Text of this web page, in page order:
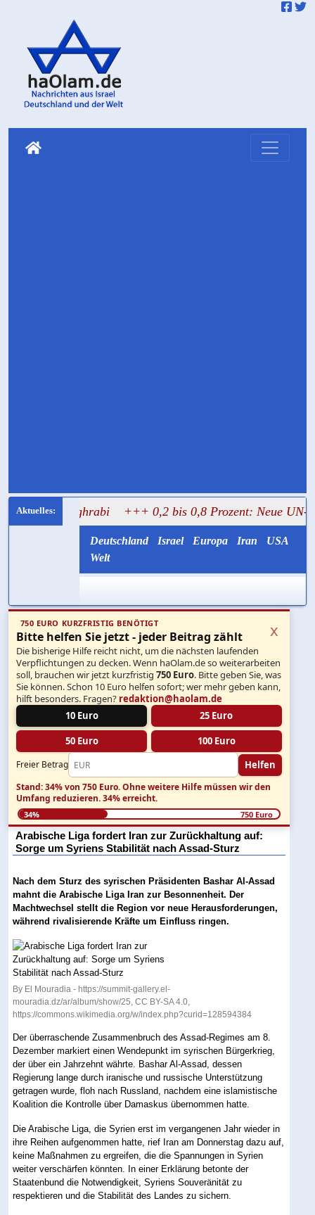
+++ 0,2 bis 0,8 Prozent: Neue UN-Daten
Deutschland Israel Europa Iran
USA
Welt
750 EURO KURZFRISTIG BENÖTIGT
Bitte helfen Sie jetzt - jeder Beitrag zählt
Die bisherige Hilfe reicht nicht, um die nächsten laufenden
Verpflichtungen zu decken. Wenn haOlam.de so weiterarbeiten
soll, brauchen wir jetzt kurzfristig750 Euro. Bitte geben Sie, was
Sie können. Schon 10 Euro helfen sofort; wer mehr geben kann,
hilft besonders. Fragen? redaktion@haolam.de
10 Euro
25 Euro
50 Euro 100 Euro
Freier Betrag Helfen
x
Stand: 34% von 750 Euro.Ohne weitere Hilfe müssen wir den
Umfang reduzieren.34% erreicht.
34% 750 Euro
Arabische Liga fordert Iran zur Zurückhaltung auf:
Sorge um Syriens Stabilität nach Assad-Sturz
Nach dem Sturz des syrischen Präsidenten Bashar Al-Assad
mahnt die Arabische Liga Iran zur Besonnenheit. Der
Machtwechsel stellt die Region vor neue Herausforderungen,
während rivalisierende Kräfte um Einfluss ringen.
By El Mouradia - https://summit-gallery.el-
mouradia.dz/ar/album/show/25, CC BY-SA 4.0,
https://commons.wikimedia.org/w/index.php?curid=128594384
Der überraschende Zusammenbruch des Assad-Regimes am 8.
Dezember markiert einen Wendepunkt im syrischen Bürgerkrieg,
der über ein Jahrzehnt währte. Bashar Al-Assad, dessen
Regierung lange durch iranische und russische Unterstützung
getragen wurde, floh nach Russland, nachdem eine islamistische
Koalition die Kontrolle über Damaskus übernommen hatte.
Die Arabische Liga, die Syrien erst im vergangenen Jahr wieder in
ihre Reihen aufgenommen hatte, rief Iran am Donnerstag dazu auf,
keine Maßnahmen zu ergreifen, die die Spannungen in Syrien
weiter verschärfen könnten. In einer Erklärung betonte der
Staatenbund die Notwendigkeit, Syriens Souveränität zu
respektieren und die Stabilität des Landes zu sichern.